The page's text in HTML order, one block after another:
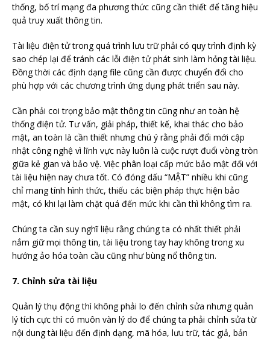
thống, bố trí mạng đa phương thức cũng cần thiết để tăng hiệu
quả truy xuất thông tin.
Tài liệu điện tử trong quá trình lưu trữ phải có quy trình định kỳ
sao chép lại để tránh các lỗi điện tử phát sinh làm hỏng tài liệu.
Đồng thời các định dạng file cũng cần được chuyển đổi cho
phù hợp với các chương trình ứng dụng phát triển sau này.
Cần phải coi trọng bảo mật thông tin cũng như an toàn hệ
thống điện tử. Tư vấn, giải pháp, thiết kế, khai thác cho bảo
mật, an toàn là cần thiết nhưng chú ý rằng phải đổi mới cập
nhật công nghệ vì lĩnh vực này luôn là cuộc rượt đuổi vòng tròn
giữa kẻ gian và bảo vệ. Việc phân loại cấp mức bảo mật đối với
tài liệu hiện nay chưa tốt. Có đóng dấu “MẬT” nhiều khi cũng
chỉ mang tính hình thức, thiếu các biện pháp thực hiện bảo
mật, có khi lại làm chặt quá đến mức khi cần thì không tìm ra.
Chúng ta cần suy nghĩ liệu rằng chúng ta có nhất thiết phải
nắm giữ mọi thông tin, tài liệu trong tay hay không trong xu
hướng ảo hóa toàn cầu cũng như bùng nổ thông tin.
7. Chỉnh sửa tài liệu
Quản lý thụ động thì không phải lo đến chỉnh sửa nhưng quản
lý tích cực thì có muôn vàn lý do để chúng ta phải chỉnh sửa từ
nội dung tài liệu đến định dạng, mã hóa, lưu trữ, tác giả, bản